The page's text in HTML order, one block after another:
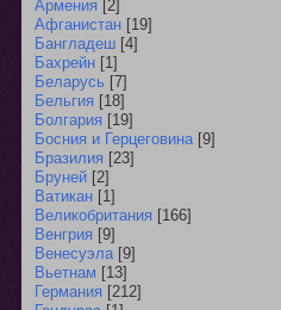
Армения [2]
Афганистан [19]
Бангладеш [4]
Бахрейн [1]
Беларусь [7]
Бельгия [18]
Болгария [19]
Босния и Герцеговина [9]
Бразилия [23]
Бруней [2]
Ватикан [1]
Великобритания [166]
Венгрия [9]
Венесуэла [9]
Вьетнам [13]
Германия [212]